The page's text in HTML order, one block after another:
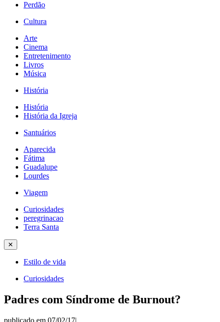
Perdão
Cultura
Arte
Cinema
Entretenimento
Livros
Música
História
História
História da Igreja
Santuários
Aparecida
Fátima
Guadalupe
Lourdes
Viagem
Curiosidades
peregrinacao
Terra Santa
✕
Estilo de vida
Curiosidades
Padres com Síndrome de Burnout?
publicado em 07/02/17|